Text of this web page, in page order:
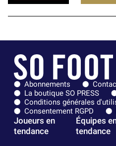
Abonnements
La boutique SO PRESS
Conditions générales
Consentement RGPD
Joueurs en
tendance
Équipes
tendance